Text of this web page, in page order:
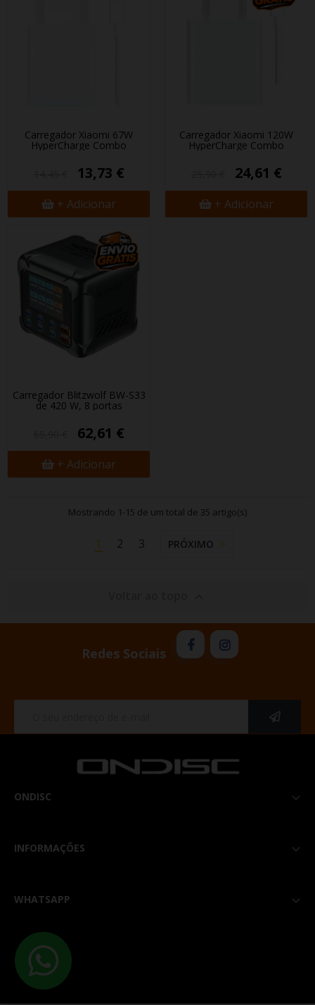
Carregador Xiaomi 67W
HyperCharge Combo
13,73 €
+ Adicionar
Carregador Xiaomi 120W
HyperCharge Combo
24,61 €
+ Adicionar
Carregador Blitzwolf BW-S33
de 420 W, 8 portas
62,61 €
+ Adicionar
Mostrando 1-15 de um total de 35 artigo(s)
1 2 3 PRÓXIMO
Redes Sociais
ONDISC 
INFORMAÇÕES 
WHATSAPP 